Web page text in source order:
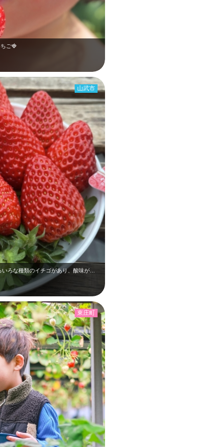
ご🍓
山武市
東庄町